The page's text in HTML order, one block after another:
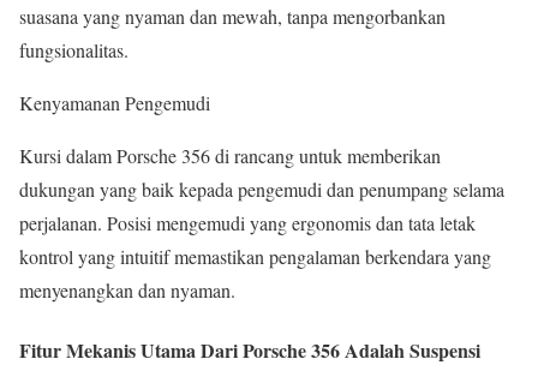
suasana yang nyaman dan mewah, tanpa mengorbankan
fungsionalitas.
Kenyamanan Pengemudi
Kursi dalam Porsche 356 di rancang untuk memberikan
dukungan yang baik kepada pengemudi dan penumpang selama
perjalanan. Posisi mengemudi yang ergonomis dan tata letak
kontrol yang intuitif memastikan pengalaman berkendara yang
menyenangkan dan nyaman.
Fitur Mekanis Utama Dari Porsche 356 Adalah Suspensi